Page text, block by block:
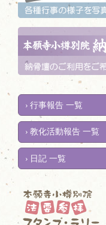
行事報告 一覧
教化活動報告 一覧
日記 一覧